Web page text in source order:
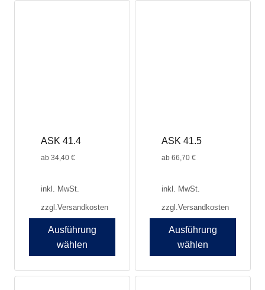
ASK 41.4
ab 34,40 €
inkl. MwSt.
zzgl.Versandkosten
Ausführung
wählen
ASK 41.5
ab 66,70 €
inkl. MwSt.
zzgl.Versandkosten
Ausführung
wählen